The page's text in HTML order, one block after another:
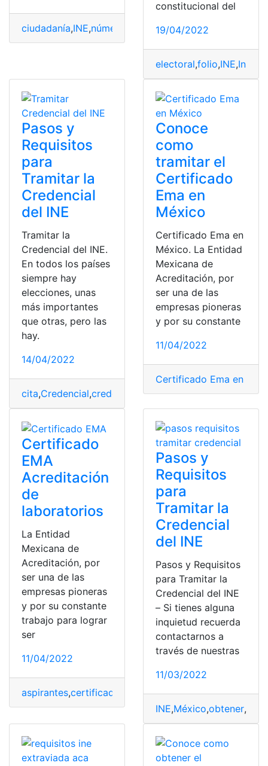
ciudadanía,INE,número de folio,pasos a seguir
constitucional del
19/04/2022
electoral,folio,INE,
Pasos y
Requisitos
para
Tramitar la
Credencial
del INE
Tramitar la
Credencial del INE.
En todos los países
siempre hay
elecciones, unas
más importantes
que otras, pero las
hay.
14/04/2022
cita,Credencial,credencial del ine,INE,Mexico
Conoce
como
tramitar el
Certificado
Ema en
México
Certificado Ema en
México. La Entidad
Mexicana de
Acreditación, por
ser una de las
empresas pioneras
y por su constante
11/04/2022
Certificado Ema en
Certificado
EMA
Acreditación
de
laboratorios
La Entidad
Mexicana de
Acreditación, por
ser una de las
empresas pioneras
y por su constante
trabajo para lograr
ser
11/04/2022
aspirantes,certificado Certificado EMA,Curricular,EMA
Pasos y
Requisitos
para
Tramitar la
Credencial
del INE
Pasos y Requisitos
para Tramitar la
Credencial del INE
– Si tienes alguna
inquietud recuerda
contactarnos a
través de nuestras
11/03/2022
INE,México,obtener,